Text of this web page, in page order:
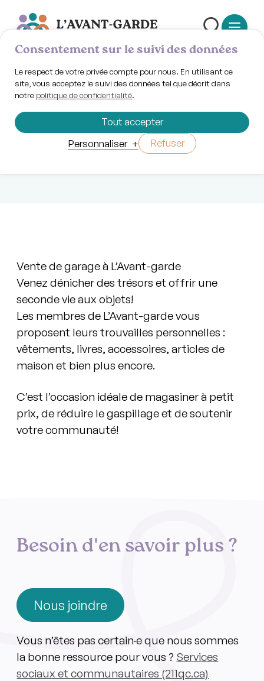
Samedi 13 septembre 2025 | 08h00 - 16h00
Vente de garage
à L’Avant-garde
Vente de garage à L’Avant-garde
Venez dénicher des trésors et offrir une
seconde vie aux objets!
Les membres de L’Avant-garde vous
proposent leurs trouvailles personnelles :
vêtements, livres, accessoires, articles de
maison et bien plus encore.
C’est l’occasion idéale de magasiner à petit
prix, de réduire le gaspillage et de soutenir
votre communauté!
Besoin d'en savoir plus ?
Nous joindre
Vous n’êtes pas certain·e que nous sommes
la bonne ressource pour vous ? Services
sociaux et communautaires (211qc.ca)
Consentement sur le suivi des données
Le respect de votre privée compte pour nous. En utilisant ce
site, vous acceptez le suivi des données tel que décrit dans
notre politique de confidentialité.
Personnaliser + Refuser
Tout accepter